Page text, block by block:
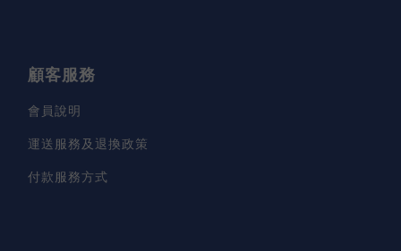
顧客服務
會員說明
運送服務及退換政策
付款服務方式